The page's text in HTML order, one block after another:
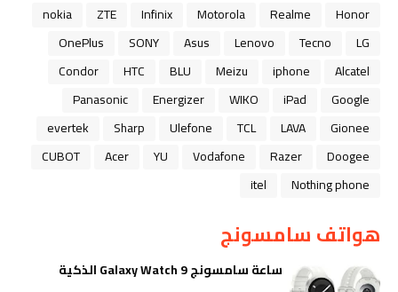
Honor
Realme
Motorola
Infinix
ZTE
nokia
LG
Tecno
Lenovo
Asus
SONY
OnePlus
Alcatel
iphone
Meizu
BLU
HTC
Condor
Google
iPad
WIKO
Energizer
Panasonic
Gionee
LAVA
TCL
Ulefone
Sharp
evertek
Doogee
Razer
Vodafone
YU
Acer
CUBOT
Nothing phone
itel
هواتف سامسونج
ساعة سامسونج Galaxy Watch 9 الذكية